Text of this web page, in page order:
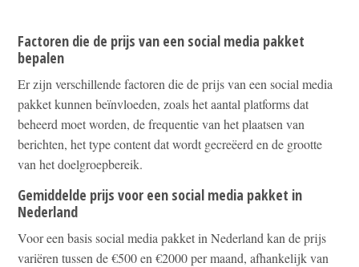
Factoren die de prijs van een social media pakket
bepalen
Er zijn verschillende factoren die de prijs van een social media
pakket kunnen beïnvloeden, zoals het aantal platforms dat
beheerd moet worden, de frequentie van het plaatsen van
berichten, het type content dat wordt gecreëerd en de grootte
van het doelgroepbereik.
Gemiddelde prijs voor een social media pakket in
Nederland
Voor een basis social media pakket in Nederland kan de prijs
variëren tussen de €500 en €2000 per maand, afhankelijk van